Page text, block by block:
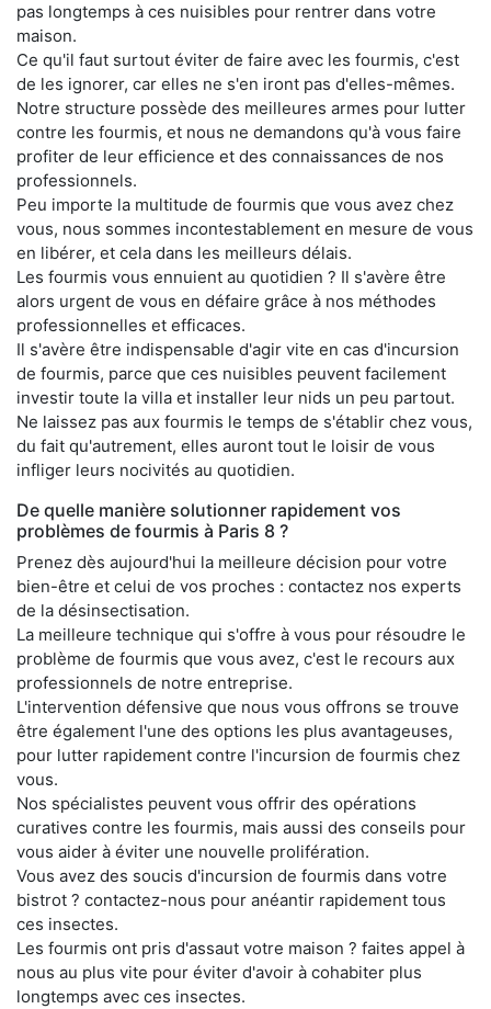
pas longtemps à ces nuisibles pour rentrer dans votre
maison.
Ce qu'il faut surtout éviter de faire avec les fourmis, c'est
de les ignorer, car elles ne s'en iront pas d'elles-mêmes.
Notre structure possède des meilleures armes pour lutter
contre les fourmis, et nous ne demandons qu'à vous faire
profiter de leur efficience et des connaissances de nos
professionnels.
Peu importe la multitude de fourmis que vous avez chez
vous, nous sommes incontestablement en mesure de vous
en libérer, et cela dans les meilleurs délais.
Les fourmis vous ennuient au quotidien ? Il s'avère être
alors urgent de vous en défaire grâce à nos méthodes
professionnelles et efficaces.
Il s'avère être indispensable d'agir vite en cas d'incursion
de fourmis, parce que ces nuisibles peuvent facilement
investir toute la villa et installer leur nids un peu partout.
Ne laissez pas aux fourmis le temps de s'établir chez vous,
du fait qu'autrement, elles auront tout le loisir de vous
infliger leurs nocivités au quotidien.
De quelle manière solutionner rapidement vos
problèmes de fourmis à Paris 8 ?
Prenez dès aujourd'hui la meilleure décision pour votre
bien-être et celui de vos proches : contactez nos experts
de la désinsectisation.
La meilleure technique qui s'offre à vous pour résoudre le
problème de fourmis que vous avez, c'est le recours aux
professionnels de notre entreprise.
L'intervention défensive que nous vous offrons se trouve
être également l'une des options les plus avantageuses,
pour lutter rapidement contre l'incursion de fourmis chez
vous.
Nos spécialistes peuvent vous offrir des opérations
curatives contre les fourmis, mais aussi des conseils pour
vous aider à éviter une nouvelle prolifération.
Vous avez des soucis d'incursion de fourmis dans votre
bistrot ? contactez-nous pour anéantir rapidement tous
ces insectes.
Les fourmis ont pris d'assaut votre maison ? faites appel à
nous au plus vite pour éviter d'avoir à cohabiter plus
longtemps avec ces insectes.